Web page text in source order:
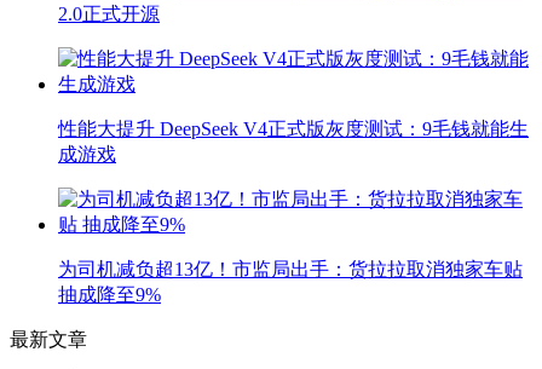
2.0正式开源
性能大提升 DeepSeek V4正式版灰度测试：9毛钱就能生
成游戏
为司机减负超13亿！市监局出手：货拉拉取消独家车贴
抽成降至9%
最新文章